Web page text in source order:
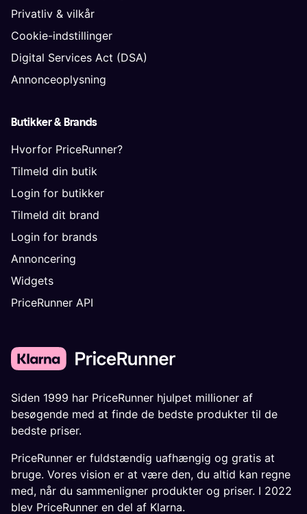
Privatliv & vilkår
Cookie-indstillinger
Digital Services Act (DSA)
Annonceoplysning
Butikker & Brands
Hvorfor PriceRunner?
Tilmeld din butik
Login for butikker
Tilmeld dit brand
Login for brands
Annoncering
Widgets
PriceRunner API
Siden 1999 har PriceRunner hjulpet millioner af
besøgende med at finde de bedste produkter til de
bedste priser.
PriceRunner er fuldstændig uafhængig og gratis at
bruge. Vores vision er at være den, du altid kan regne
med, når du sammenligner produkter og priser. I 2022
blev PriceRunner en del af Klarna.